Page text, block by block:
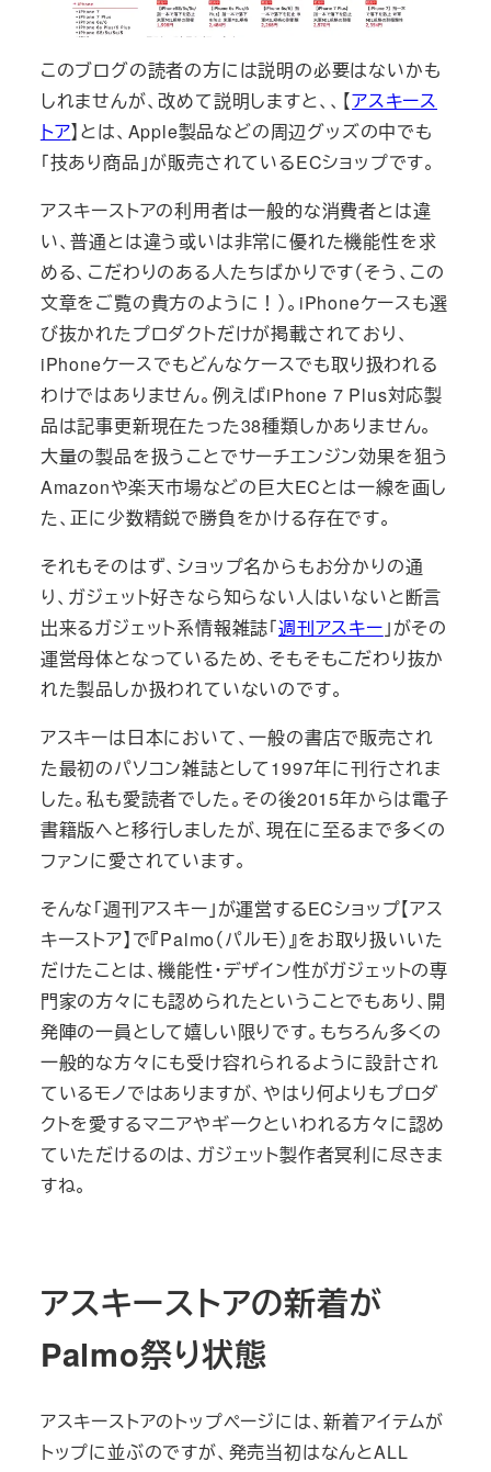
このブログの読者の方には説明の必要はないかも
しれませんが、改めて説明しますと、、【アスキース
トア】とは、Apple製品などの周辺グッズの中でも
「技あり商品」が販売されているECショップです。
アスキーストアの利用者は一般的な消費者とは違
い、普通とは違う或いは非常に優れた機能性を求
める、こだわりのある人たちばかりです（そう、この
文章をご覧の貴方のように！）。iPhoneケースも選
び抜かれたプロダクトだけが掲載されており、
iPhoneケースでもどんなケースでも取り扱われる
わけではありません。例えばiPhone 7 Plus対応製
品は記事更新現在たった38種類しかありません。
大量の製品を扱うことでサーチエンジン効果を狙う
Amazonや楽天市場などの巨大ECとは一線を画し
た、正に少数精鋭で勝負をかける存在です。
それもそのはず、ショップ名からもお分かりの通
り、ガジェット好きなら知らない人はいないと断言
出来るガジェット系情報雑誌「週刊アスキー 」がその
運営母体となっているため、そもそもこだわり抜か
れた製品しか扱われていないのです。
アスキーは日本において、一般の書店で販売され
た最初のパソコン雑誌として1997年に刊行されま
した。私も愛読者でした。その後2015年からは電子
書籍版へと移行しましたが、現在に至るまで多くの
ファンに愛されています。
そんな「週刊アスキー」が運営するECショップ【アス
キーストア】で『Palmo（パルモ）』をお取り扱いいた
だけたことは、機能性・デザイン性がガジェットの専
門家の方々にも認められたということでもあり、開
発陣の一員として嬉しい限りです。もちろん多くの
一般的な方々にも受け容れられるように設計され
ているモノではありますが、やはり何よりもプロダ
クトを愛するマニアやギークといわれる方々に認め
ていただけるのは、ガジェット製作者冥利に尽きま
すね。
アスキーストアの新着が
Palmo祭り状態
アスキーストアのトップページには、新着アイテムが
トップに並ぶのですが、発売当初はなんとALL